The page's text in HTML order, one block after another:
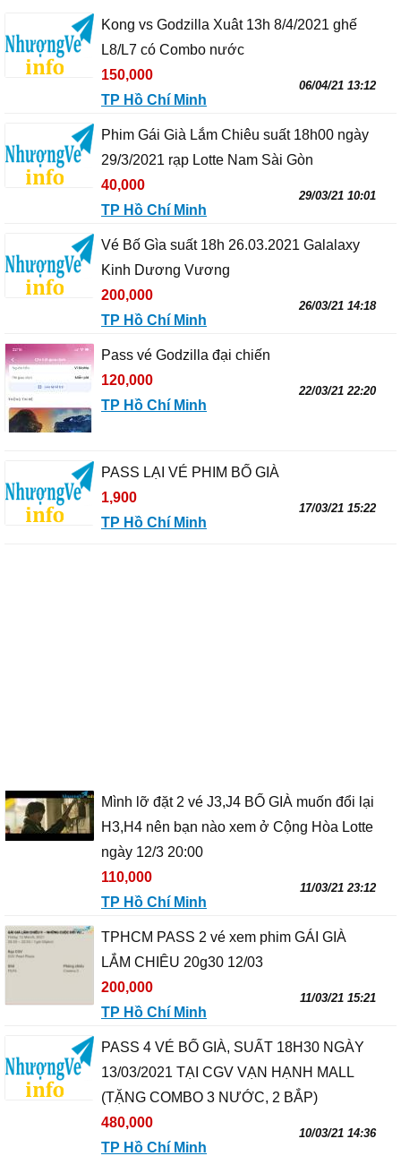
Kong vs Godzilla Xuât 13h 8/4/2021 ghế
L8/L7 có Combo nước
150,000
TP Hồ Chí Minh
06/04/21 13:12
Phim Gái Già Lắm Chiêu suất 18h00 ngày
29/3/2021 rạp Lotte Nam Sài Gòn
40,000
TP Hồ Chí Minh
29/03/21 10:01
Vé Bố Gìa suất 18h 26.03.2021 Galalaxy
Kinh Dương Vương
200,000
TP Hồ Chí Minh
26/03/21 14:18
Pass vé Godzilla đại chiến
120,000
TP Hồ Chí Minh
22/03/21 22:20
PASS LẠI VÉ PHIM BỐ GIÀ
1,900
TP Hồ Chí Minh
17/03/21 15:22
Mình lỡ đặt 2 vé J3,J4 BỐ GIÀ muốn đổi lại
H3,H4 nên bạn nào xem ở Cộng Hòa Lotte
ngày 12/3 20:00
110,000
TP Hồ Chí Minh
11/03/21 23:12
TPHCM PASS 2 vé xem phim GÁI GIÀ
LẮM CHIÊU 20g30 12/03
200,000
TP Hồ Chí Minh
11/03/21 15:21
PASS 4 VÉ BỐ GIÀ, SUẤT 18H30 NGÀY
13/03/2021 TẠI CGV VẠN HẠNH MALL
(TẶNG COMBO 3 NƯỚC, 2 BẮP)
480,000
TP Hồ Chí Minh
10/03/21 14:36